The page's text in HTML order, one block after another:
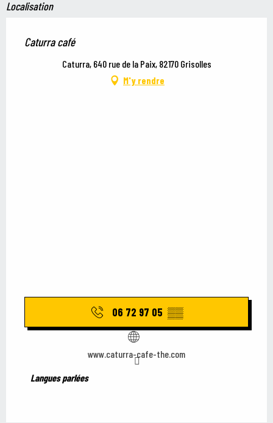
Localisation
Caturra café
Caturra, 640 rue de la Paix, 82170 Grisolles
M'y rendre
06 72 97 05 ▒▒
www.caturra-cafe-the.com
Langues parlées
Langues parlées